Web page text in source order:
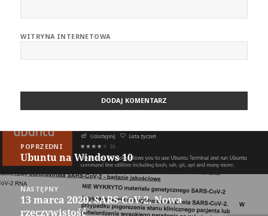
WITRYNA INTERNETOWA
Nawigacja
wpisuPOPRZEDNI
Poprzedni
wpis:
Ubuntu na Windows 10
NASTĘPNY
Następny
wpis:
13 marca 2020, SARS-CoV-2, Nowa
rzeczywistość